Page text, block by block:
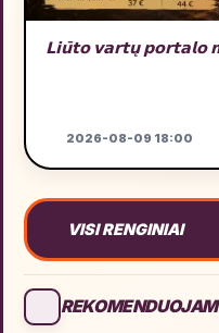
𝗟𝗶𝘂̄𝘁𝗼 𝘃𝗮𝗿𝘁𝘂̨ 𝗽𝗼𝗿𝘁𝗮𝗹𝗼
2026-08-09 18:00
VISI RENGINIAI